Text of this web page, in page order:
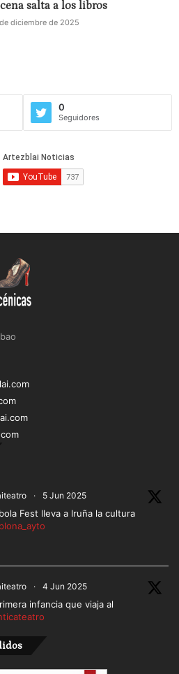
de diferentes
Su trayectoria en busca de
a una categoría escénica
comprobar cómo las
las inspiraciones se
de la filosofía, de la
de Chillida o un do de
tratadas por las
general y las españolas en
mirarse como una
de fijarse
mundo de las urgencias.
cumplirlo en todo lo que
por todo aquello
artísticos, sin olvidarse
salta a los libros
diciembre de 2025
0
Seguidores
· 5 Jun 2025
Fest lleva a Iruña la cultura
· 4 Jun 2025
infancia que viaja al
más